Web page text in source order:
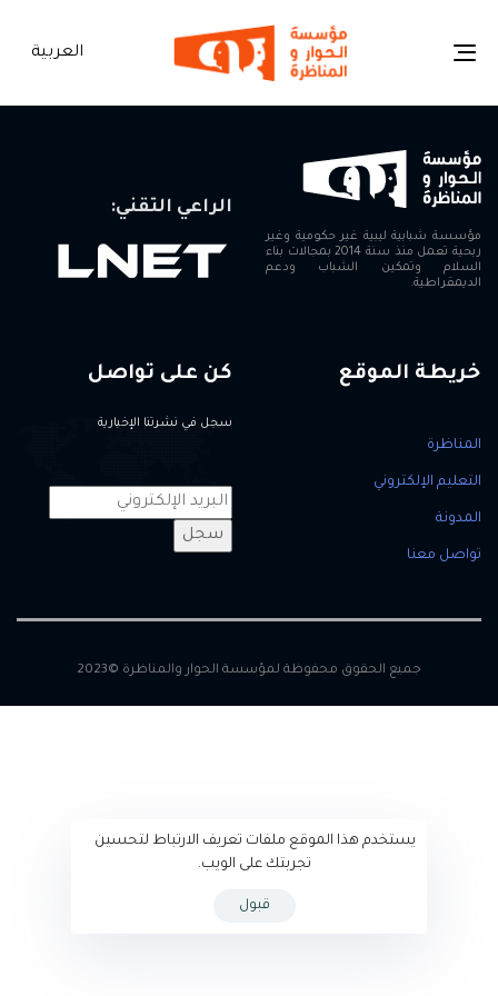
العربية
Toggle
مؤسسة شبابية ليبية غير حكومية وغير
ربحية تعمل منذ سنة 2014 بمجالات بناء
السلام وتمكين الشباب ودعم
الديمقراطية.
الراعي التقني:
خريطة الموقع
المناظرة
التعليم الإلكتروني
المدونة
تواصل معنا
كن على تواصل
سجل في نشرتنا الإخبارية
سجل
جميع الحقوق محفوظة لمؤسسة الحوار والمناظرة ©2023
يستخدم هذا الموقع ملفات تعريف الارتباط لتحسين
تجربتك على الويب.
قبول